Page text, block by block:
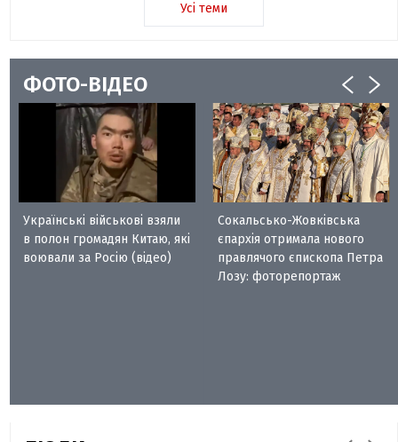
Усі теми
ФОТО-ВІДЕО
Українські військові взяли
в полон громадян Китаю, які
воювали за Росію (відео)
Сокальсько-Жовківська
єпархія отримала нового
правлячого єпископа Петра
Лозу: фоторепортаж